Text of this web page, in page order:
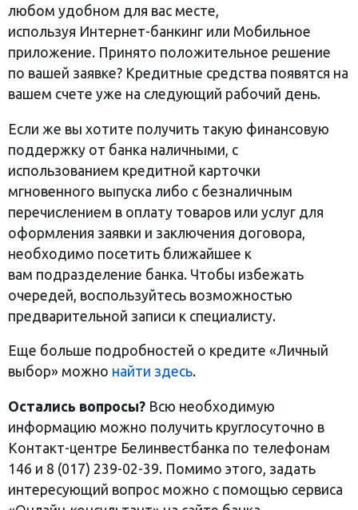
любом удобном для вас месте,
используя Интернет-банкинг или Мобильное
приложение. Принято положительное решение
по вашей заявке? Кредитные средства появятся на
вашем счете уже на следующий рабочий день.
Если же вы хотите получить такую финансовую
поддержку от банка наличными, с
использованием кредитной карточки
мгновенного выпуска либо с безналичным
перечислением в оплату товаров или услуг для
оформления заявки и заключения договора,
необходимо посетить ближайшее к
вам подразделение банка. Чтобы избежать
очередей, воспользуйтесь возможностью
предварительной записи к специалисту.
Еще больше подробностей о кредите «Личный
выбор» можно найти здесь.
Остались вопросы? Всю необходимую
информацию можно получить круглосуточно в
Контакт-центре Белинвестбанка по телефонам
146 и 8 (017) 239-02-39. Помимо этого, задать
интересующий вопрос можно с помощью сервиса